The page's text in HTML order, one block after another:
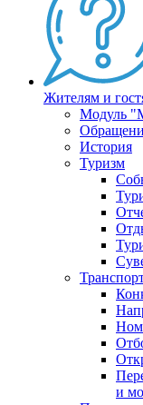
Жителям и
Модуль
История
Туризм
и